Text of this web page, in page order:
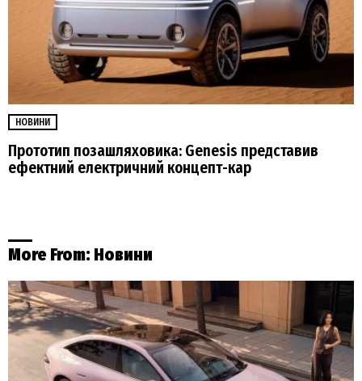
НОВИНИ
Прототип позашляховика: Genesis представив
ефектний електричний концепт-кар
More From: Новини